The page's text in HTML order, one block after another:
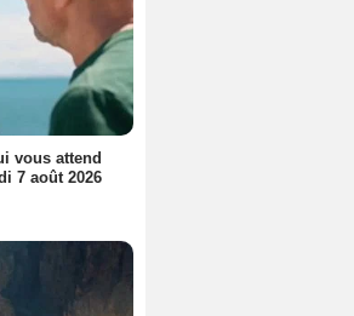
vous attend
7 août 2026